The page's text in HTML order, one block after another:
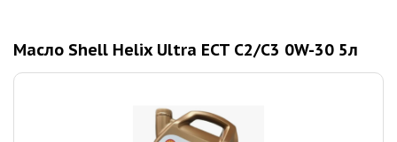
Масло Shell Helix Ultra ECT C2/C3 0W-30 5л